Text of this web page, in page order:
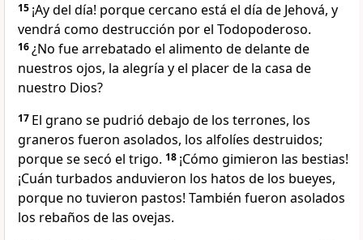
15 ¡Ay del día! porque cercano está el día de Jehová, y
vendrá como destrucción por el Todopoderoso.
16¿No fue arrebatado el alimento de delante de
nuestros ojos, la alegría y el placer de la casa de
nuestro Dios?
17 El grano se pudrió debajo de los terrones, los
graneros fueron asolados, los alfolíes destruidos;
porque se secó el trigo. 18 ¡Cómo gimieron las bestias!
¡Cuán turbados anduvieron los hatos de los bueyes,
porque no tuvieron pastos! También fueron asolados
los rebaños de las ovejas.